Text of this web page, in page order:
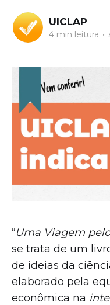
UICLAP
4 min leitura •
“Uma Viagem
se trata de um
de ideias da
elaborado pela
econômica na